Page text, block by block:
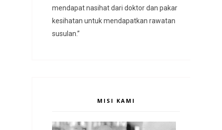
mendapat nasihat dari doktor dan pakar
kesihatan untuk mendapatkan rawatan
susulan.”
MISI KAMI